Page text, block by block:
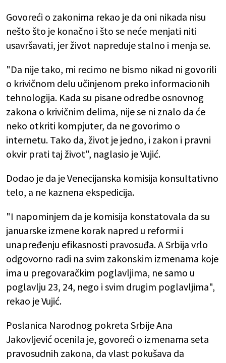
Govoreći o zakonima rekao je da oni nikada nisu
nešto što je konačno i što se neće menjati niti
usavršavati, jer život napreduje stalno i menja se.
"Da nije tako, mi recimo ne bismo nikad ni govorili
o krivičnom delu učinjenom preko informacionih
tehnologija. Kada su pisane odredbe osnovnog
zakona o krivičnim delima, nije se ni znalo da će
neko otkriti kompjuter, da ne govorimo o
internetu. Tako da, život je jedno, i zakon i pravni
okvir prati taj život", naglasio je Vujić.
Dodao je da je Venecijanska komisija konsultativno
telo, a ne kaznena ekspedicija.
"I napominjem da je komisija konstatovala da su
januarske izmene korak napred u reformi i
unapređenju efikasnosti pravosuđa. A Srbija vrlo
odgovorno radi na svim zakonskim izmenama koje
ima u pregovaračkim poglavljima, ne samo u
poglavlju 23, 24, nego i svim drugim poglavljima",
rekao je Vujić.
Poslanica Narodnog pokreta Srbije Ana
Jakovljević ocenila je, govoreći o izmenama seta
pravosudnih zakona, da vlast pokušava da